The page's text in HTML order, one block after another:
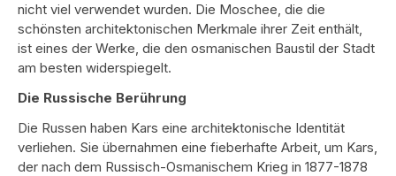
nicht viel verwendet wurden. Die Moschee, die die
schönsten architektonischen Merkmale ihrer Zeit enthält,
ist eines der Werke, die den osmanischen Baustil der Stadt
am besten widerspiegelt.
Die Russische Berührung
Die Russen haben Kars eine architektonische Identität
verliehen. Sie übernahmen eine fieberhafte Arbeit, um Kars,
der nach dem Russisch-Osmanischem Krieg in 1877-1878